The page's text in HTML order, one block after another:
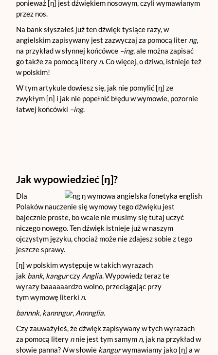
ponieważ [ŋ] jest dźwiękiem nosowym, czyli wymawianym
przez nos.
Na bank słyszałeś już ten dźwięk tysiące razy, w
angielskim zapisywany jest zazwyczaj za pomocą liter ng,
na przykład w słynnej końcówce –ing, ale można zapisać
go także za pomocą litery n. Co więcej, o dziwo, istnieje też
w polskim!
W tym artykule dowiesz się, jak nie pomylić [ŋ] ze
zwykłym [n] i jak nie popełnić błędu w wymowie, pozornie
łatwej końcówki –ing.
Jak wypowiedzieć [ŋ]?
Dla
Polaków nauczenie się wymowy tego dźwięku jest
bajecznie proste, bo wcale nie musimy się tutaj uczyć
niczego nowego. Ten dźwięk istnieje już w naszym
ojczystym języku, chociaż może nie zdajesz sobie z tego
jeszcze sprawy.
[ŋ] w polskim występuje w takich wyrazach
jak bank, kangurczy Anglia. Wypowiedz teraz te
wyrazy baaaaaardzo wolno, przeciągając przy
tym wymowę literki n.
bannnk, kannngur, Annnglia.
Czy zauważyłeś, że dźwięk zapisywany w tych wyrazach
za pomocą litery nnie jest tym samym n, jak na przykład w
słowie panna? Nw słowie kangurwymawiamy jako [ŋ] a w